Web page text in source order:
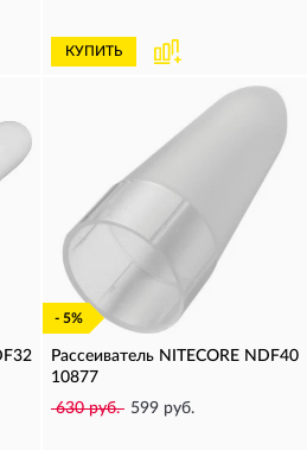
КУПИТЬ
- 5%
Рассеиватель NITECORE NDF40
10877
630 руб. 599 руб.